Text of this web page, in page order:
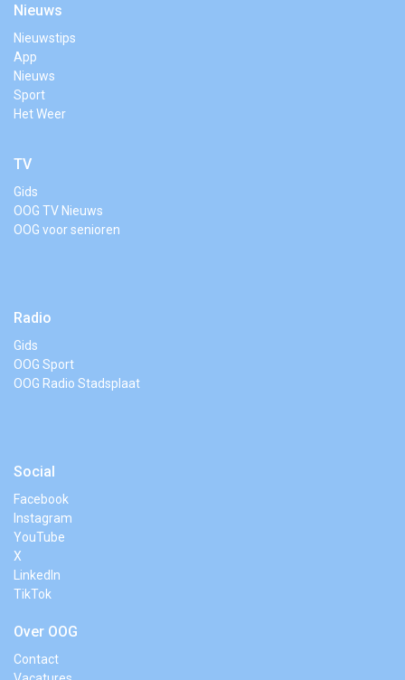
Nieuws
Nieuwstips
App
Nieuws
Sport
Het Weer
TV
Gids
OOG TV Nieuws
OOG voor senioren
Radio
Gids
OOG Sport
OOG Radio Stadsplaat
Social
Facebook
Instagram
YouTube
X
LinkedIn
TikTok
Over OOG
Contact